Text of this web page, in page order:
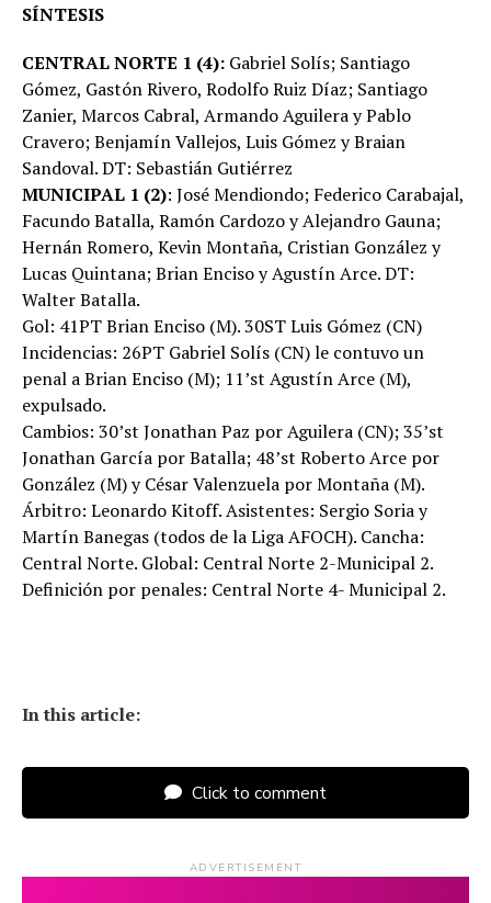
SÍNTESIS
CENTRAL NORTE 1 (4): Gabriel Solís; Santiago
Gómez, Gastón Rivero, Rodolfo Ruiz Díaz; Santiago
Zanier, Marcos Cabral, Armando Aguilera y Pablo
Cravero; Benjamín Vallejos, Luis Gómez y Braian
Sandoval. DT: Sebastián Gutiérrez
MUNICIPAL 1 (2): José Mendiondo; Federico Carabajal,
Facundo Batalla, Ramón Cardozo y Alejandro Gauna;
Hernán Romero, Kevin Montaña, Cristian González y
Lucas Quintana; Brian Enciso y Agustín Arce. DT:
Walter Batalla.
Gol: 41PT Brian Enciso (M). 30ST Luis Gómez (CN)
Incidencias: 26PT Gabriel Solís (CN) le contuvo un
penal a Brian Enciso (M); 11’st Agustín Arce (M),
expulsado.
Cambios: 30’st Jonathan Paz por Aguilera (CN); 35’st
Jonathan García por Batalla; 48’st Roberto Arce por
González (M) y César Valenzuela por Montaña (M).
Árbitro: Leonardo Kitoff. Asistentes: Sergio Soria y
Martín Banegas (todos de la Liga AFOCH). Cancha:
Central Norte. Global: Central Norte 2-Municipal 2.
Definición por penales: Central Norte 4- Municipal 2.
In this article:
Click to comment
ADVERTISEMENT